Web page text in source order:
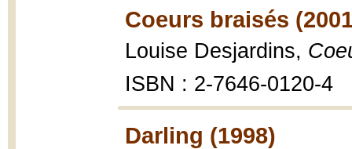
Coeurs braisés
Louise Desjardins,
ISBN : 2-7646-0120-4
Darling (1998)